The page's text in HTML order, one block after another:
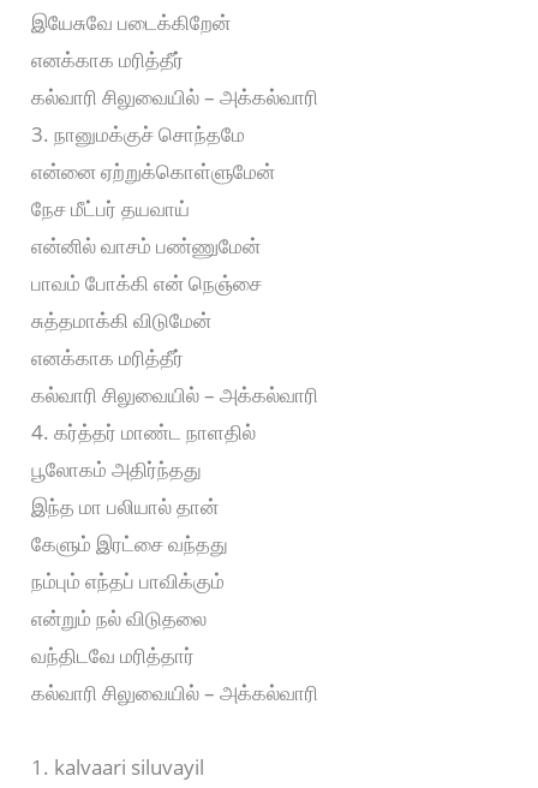
இயேசுவே படைக்கிறேன்
எனக்காக மரித்தீர்
கல்வாரி சிலுவையில் – அக்கல்வாரி
3. நானுமக்குச் சொந்தமே
என்னை ஏற்றுக்கொள்ளுமேன்
நேச மீட்பர் தயவாய்
என்னில் வாசம் பண்ணுமேன்
பாவம் போக்கி என் நெஞ்சை
சுத்தமாக்கி விடுமேன்
எனக்காக மரித்தீர்
கல்வாரி சிலுவையில் – அக்கல்வாரி
4. கர்த்தர் மாண்ட நாளதில்
பூலோகம் அதிர்ந்தது
இந்த மா பலியால் தான்
கேளும் இரட்சை வந்தது
நம்பும் எந்தப் பாவிக்கும்
என்றும் நல் விடுதலை
வந்திடவே மரித்தார்
கல்வாரி சிலுவையில் – அக்கல்வாரி
1. kalvaari siluvayil